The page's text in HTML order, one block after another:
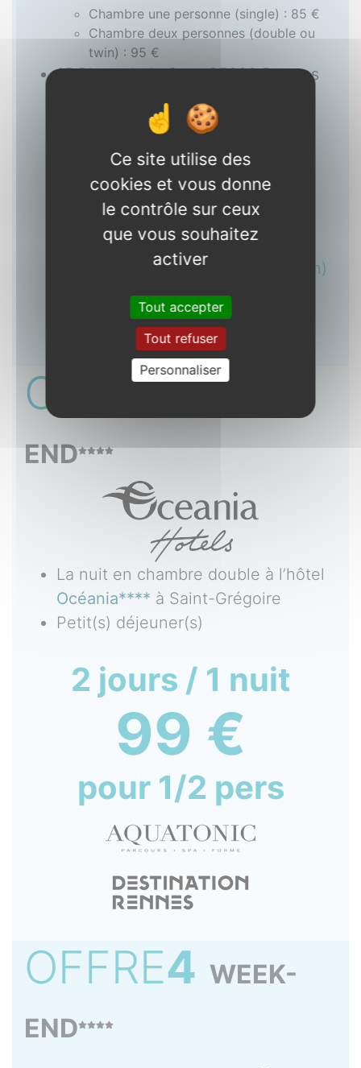
Chambre une personne (single) : 85 €
Chambre deux personnes (double ou
twin) : 95 €
15 Place de la Gare 35000 Rennes
2 jours / 1 nuit
85 € 95 €
1 pers 2 pers
(double ou twin)
OFFRE3
END
La nuit en chambre double à l’hôtel
Océania**** à Saint-Grégoire
Petit(s) déjeuner(s)
2 jours / 1 nuit
99 €
pour 1/2 pers
OFFRE4 WEEK-
END
Ce site utilise des
cookies et vous donne
le contrôle sur ceux
que vous souhaitez
activer
Tout accepter
Tout refuser
Personnaliser